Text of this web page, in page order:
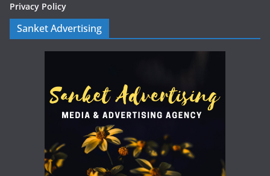
Privacy Policy
Sanket Advertising